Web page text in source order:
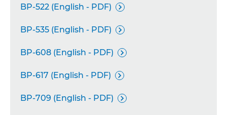
BP-522 (English - PDF) 
BP-535 (English - PDF) 
BP-608 (English - PDF) 
BP-617 (English - PDF) 
BP-709 (English - PDF) 